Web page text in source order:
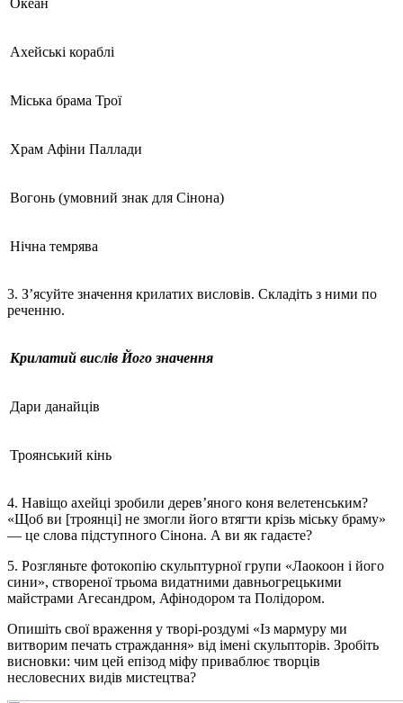
Ахейські кораблі
Міська брама Трої
Храм Афіни Паллади
Вогонь (умовний знак для Сінона)
Нічна темрява
3. З’ясуйте значення крилатих висловів. Складіть з ними по
реченню.
Крилатий вислів Його значення
Дари данайців
Троянський кінь
4. Навіщо ахейці зробили дерев’яного коня велетенським?
«Щоб ви [троянці] не змогли його втягти крізь міську браму»
— це слова підступного Сінона. А ви як гадаєте?
5. Розгляньте фотокопію скульптурної групи «Лаокоон і його
сини», створеної трьома видатними давньогрецькими
майстрами Агесандром, Афінодором та Полідором.
Опишіть свої враження у творі-роздумі «Із мармуру ми
витворим печать страждання» від імені скульпторів. Зробіть
висновки: чим цей епізод міфу приваблює творців
несловесних видів мистецтва?